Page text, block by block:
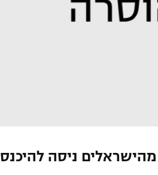
ניסה להיכנס